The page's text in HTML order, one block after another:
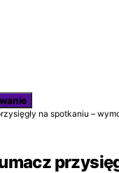
na spotkaniu –